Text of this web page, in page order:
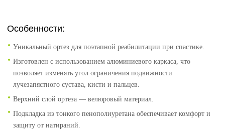
Особенности:
Уникальный ортез для поэтапной реабилитации при спастике.
Изготовлен с использованием алюминиевого каркаса, что
позволяет изменять угол ограничения подвижности
лучезапястного сустава, кисти и пальцев.
Верхний слой ортеза — велюровый материал.
Подкладка из тонкого пенополиуретана обеспечивает комфорт и
защиту от натираний.